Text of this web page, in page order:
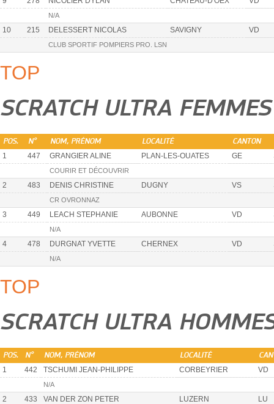
N/A
10 215 DELESSERT NICOLAS SAVIGNY VD
CLUB SPORTIF POMPIERS PRO. LSN
TOP
SCRATCH ULTRA FEMMES
POS. N° NOM, PRÉNOM LOCALITÉ CANTON
1 447 GRANGIER ALINE PLAN-LES-OUATES GE
COURIR ET DÉCOUVRIR
2 483 DENIS CHRISTINE DUGNY VS
CR OVRONNAZ
3 449 LEACH STEPHANIE AUBONNE VD
N/A
4 478 DURGNAT YVETTE CHERNEX VD
N/A
TOP
SCRATCH ULTRA
POS. N° NOM, PRÉNOM LOCALITÉ
1 442 TSCHUMI JEAN-PHILIPPE CORBEYRIER VD
N/A
2 433 VAN DER ZON PETER LUZERN LU